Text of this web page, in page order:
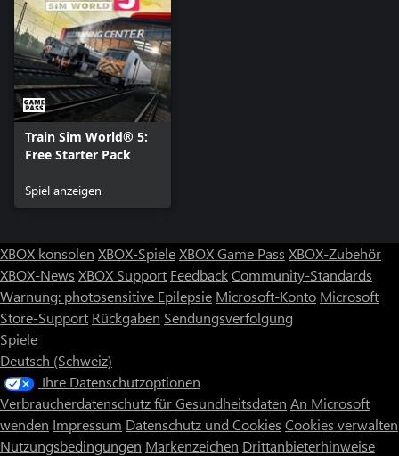
Train Sim World® 5:
Free Starter Pack
Spiel anzeigen
XBOX konsolen XBOX-SpieleXBOX Game Pass XBOX-Zubehör
XBOX-News XBOX Support FeedbackCommunity-Standards
Warnung: photosensitive Epilepsie Microsoft-Konto Microsoft
Store-Support Rückgaben Sendungsverfolgung
Spiele
Deutsch (Schweiz)
Ihre Datenschutzoptionen
Verbraucherdatenschutz für Gesundheitsdaten An Microsoft
wenden Impressum Datenschutz und Cookies Cookies verwalten
Nutzungsbedingungen Markenzeichen Drittanbieterhinweise